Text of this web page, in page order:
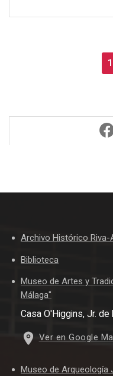
1
Archivo Histórico Riva-
Biblioteca
Museo de Artes y
Málaga"
Casa O'Higgins, Jr. de
Ver en Google
Museo de Arqueología